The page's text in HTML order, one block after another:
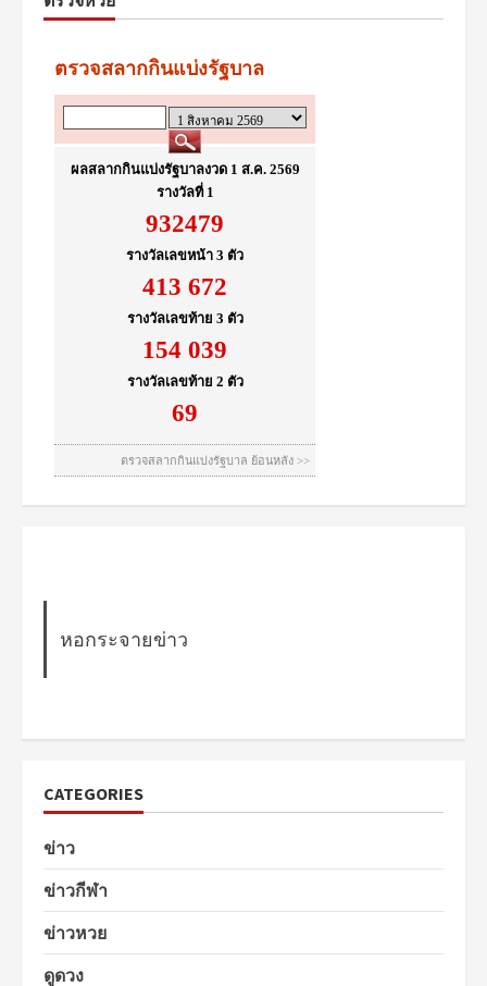
หอกระจายข่าว
CATEGORIES
ข่าว
ข่าวกีฬา
ข่าวหวย
ดูดวง